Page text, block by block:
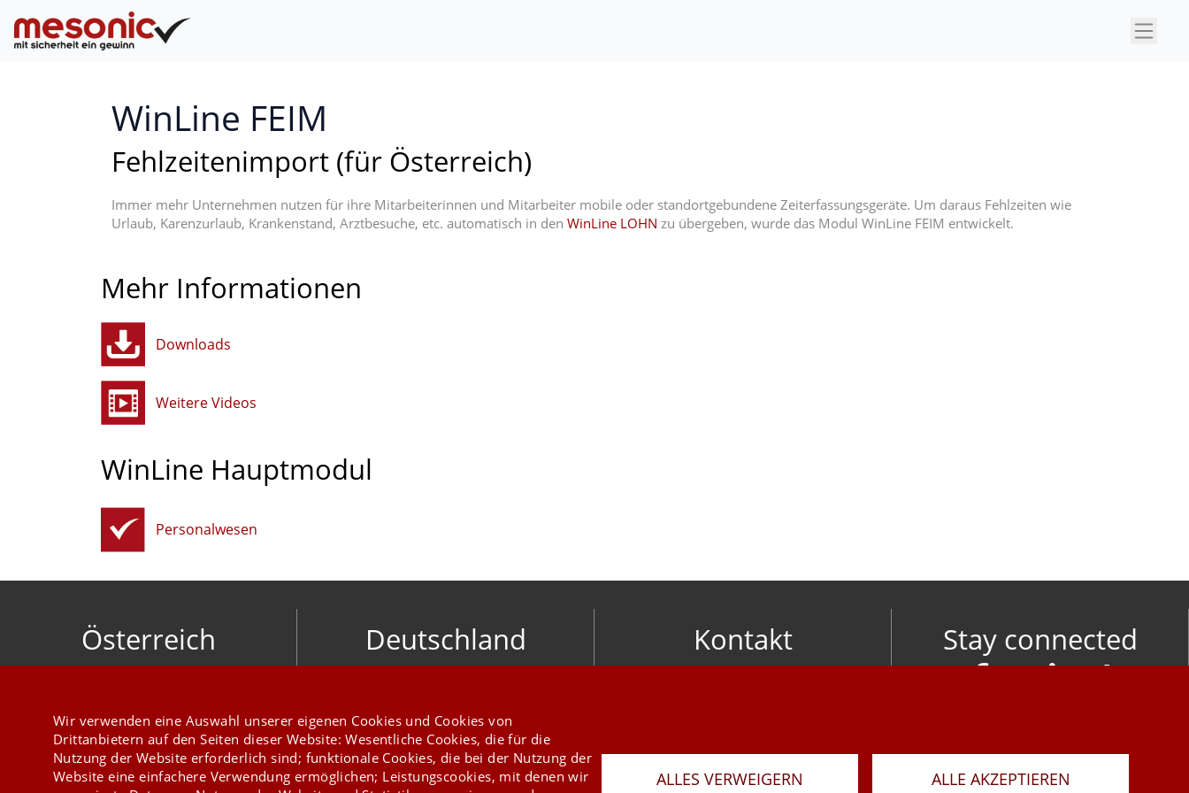
×
WinLine FEIM
Fehlzeitenimport (für Österreich)
Immer mehr Unternehmen nutzen für ihre Mitarbeiterinnen und Mitarbeiter mobile oder standortgebundene Zeiterfassungsgeräte. Um daraus Fehlzeiten wie
Urlaub, Karenzurlaub, Krankenstand, Arztbesuche, etc. automatisch in den WinLine LOHN zu übergeben, wurde das Modul WinLine FEIM entwickelt.
Mehr Informationen
Downloads
Weitere Videos
WinLine Hauptmodul
Personalwesen
Österreich
mesonic datenverarbeitung gesellschaft
+43 1 970 300
Deutschland
mesonic software gmbh
Kontakt
info@mesonic.com
Stay connected
Wir verwenden eine Auswahl unserer eigenen Cookies und Cookies von
Drittanbietern auf den Seiten dieser Website: Wesentliche Cookies, die für die
Nutzung der Website erforderlich sind; funktionale Cookies, die bei der Nutzung der
Website eine einfachere Verwendung ermöglichen; Leistungscookies, mit denen wir
ALLES VERWEIGERN ALLE AKZEPTIEREN